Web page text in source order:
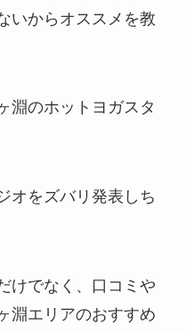
いからオススメを教
淵のホットヨガスタ
オをズバリ発表しち
けでなく、口コミや
淵エリアのおすすめ